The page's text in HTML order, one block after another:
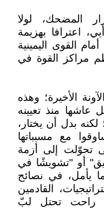
المضحك، لولا
اعترافا بهزيمة
القوى اليمينية
مراكز القوة في
الأخيرة؛ وهذه
عاشها منذ تعيينه
في المحكمة العليا عام 2009؛ لكنه بدل أن يختار،
مع مسبباتها
تحوّلت إلى أزمة
أو "تشويشًا في
يأمل، في نصائح
القادمين
راحت تحتل لبّ